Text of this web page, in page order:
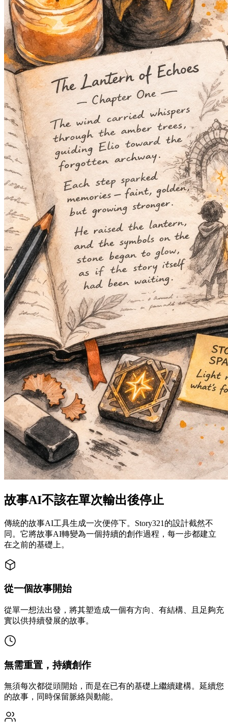
故事AI不該在單次輸出後停止
傳統的故事AI工具生成一次便停下。Story321的設計截然不
同。它將故事AI轉變為一個持續的創作過程，每一步都建立
在之前的基礎上。
從一個故事開始
從單一想法出發，將其塑造成一個有方向、有結構、且足夠充
實以供持續發展的故事。
無需重置，持續創作
無須每次都從頭開始，而是在已有的基礎上繼續建構。延續您
的故事，同時保留脈絡與動能。